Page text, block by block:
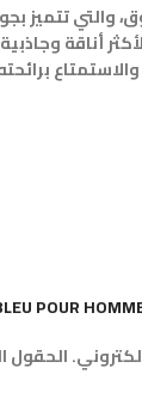
والتي تتميز
أناقة
الحقول